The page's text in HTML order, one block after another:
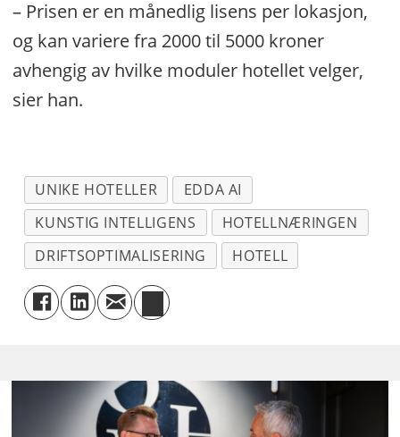
– Prisen er en månedlig lisens per lokasjon,
og kan variere fra 2000 til 5000 kroner
avhengig av hvilke moduler hotellet velger,
sier han.
UNIKE HOTELLER
EDDA AI
KUNSTIG INTELLIGENS
HOTELLNÆRINGEN
DRIFTSOPTIMALISERING
HOTELL